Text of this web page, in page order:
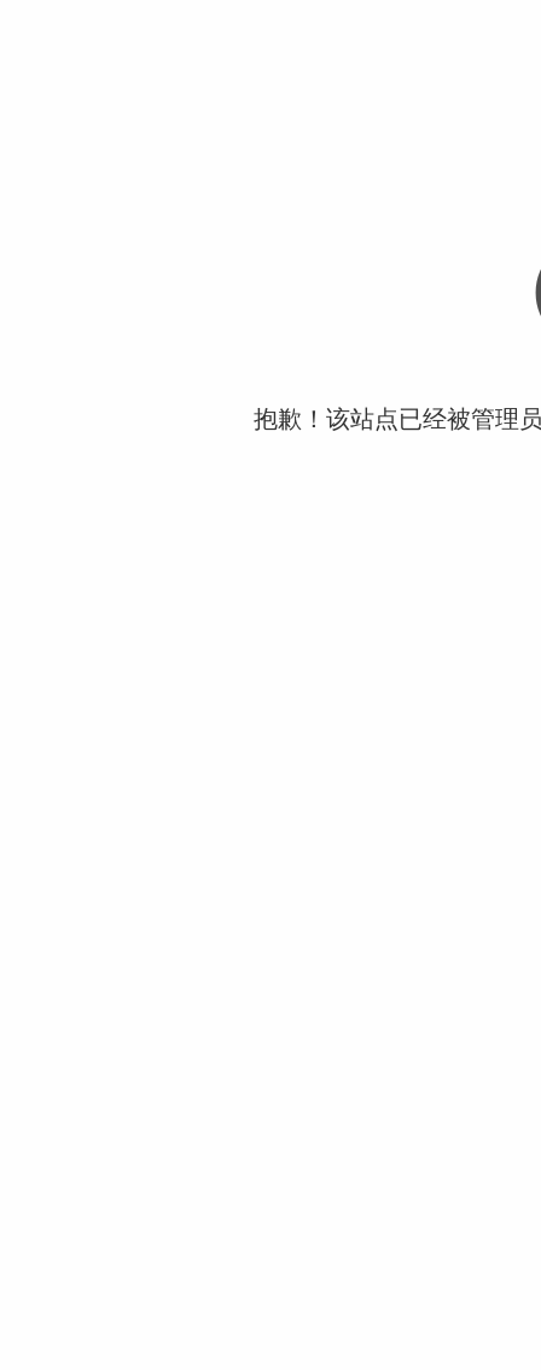
抱歉！该站点已经被管理